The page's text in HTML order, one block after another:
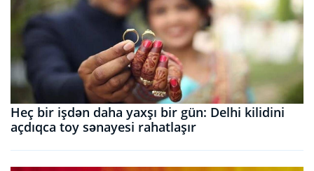
Heç bir işdən daha yaxşı bir gün: Delhi kilidini
açdıqca toy sənayesi rahatlaşır